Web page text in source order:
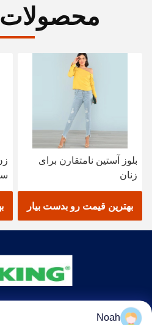
بلوز آستین نامتقارن برای
زنان
بهترین قیمت رو بدست بیار
TECHNOLOGY 99714
Noah